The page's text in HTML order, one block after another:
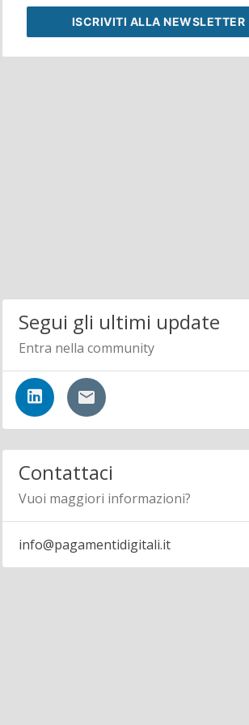
ISCRIVITI ALLA NEWSLETTER
Segui gli ultimi update
Entra nella community
Contattaci
Vuoi maggiori informazioni?
info@pagamentidigitali.it